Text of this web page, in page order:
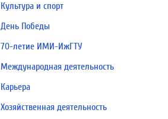
Культура и спорт
День Победы
70-летие ИМИ-ИжГТУ
Международная деятельность
Карьера
Хозяйственная деятельность